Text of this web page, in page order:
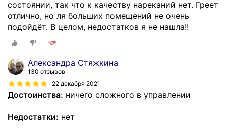
состоянии, так что к качеству нареканий нет. Греет
отлично, но ля больших помещений не очень
подойдёт. В целом, недостатков я не нашла!!
Александра Стяжкина
130 отзывов
22 декабря 2021
Достоинства: ничего сложного в управлении
Недостатки: нет